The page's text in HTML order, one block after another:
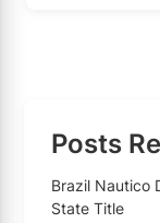
Posts
Brazil Nautico
State Title